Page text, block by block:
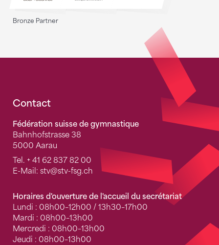
Bronze Partner
Fusszeile
Contact
Fédération suisse de gymnastique
Bahnhofstrasse 38
5000 Aarau
Tel. + 41 62 837 82 00
E-Mail: stv@stv-fsg.ch
Horaires d'ouverture de l'accueil du secrétariat
Lundi : 08h00–12h00 / 13h30–17h00
Mardi : 08h00–13h00
Mercredi : 08h00–13h00
Jeudi : 08h00–13h00